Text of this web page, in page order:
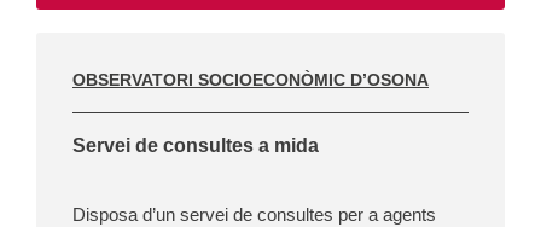
OBSERVATORI SOCIOECONÒMIC D’OSONA
Servei de consultes a mida
Disposa d’un servei de consultes per a agents